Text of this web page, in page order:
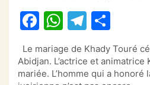
F
c
e
W
at
s
T
el
e
gr
ar
ta
g
Le mariage de Khady Touré
Abidjan. L’actrice et animatrice
mariée. L’homme qui a honoré